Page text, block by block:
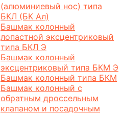
(алюминиевый нос) типа
БКЛ (БК Ал)
Башмак колонный
лопастной эксцентриковый
типа БКЛ Э
Башмак колонный
эксцентриковый типа БКМ Э
Башмак колонный типа БКМ
Башмак колонный с
обратным дроссельным
клапаном и посадочным